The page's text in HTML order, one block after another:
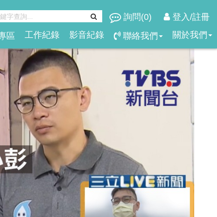
詢問(0)
登入/註冊
區
工作紀錄 影音紀錄 聯絡我們 關於我們